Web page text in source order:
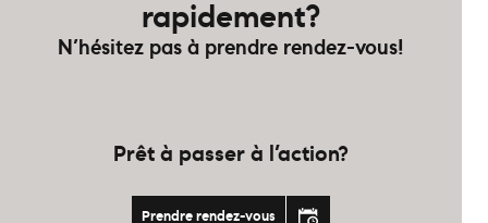
rapidement?
N’hésitez pas à prendre rendez-vous!
Prêt à passer à l’action?
Prendre rendez-vous